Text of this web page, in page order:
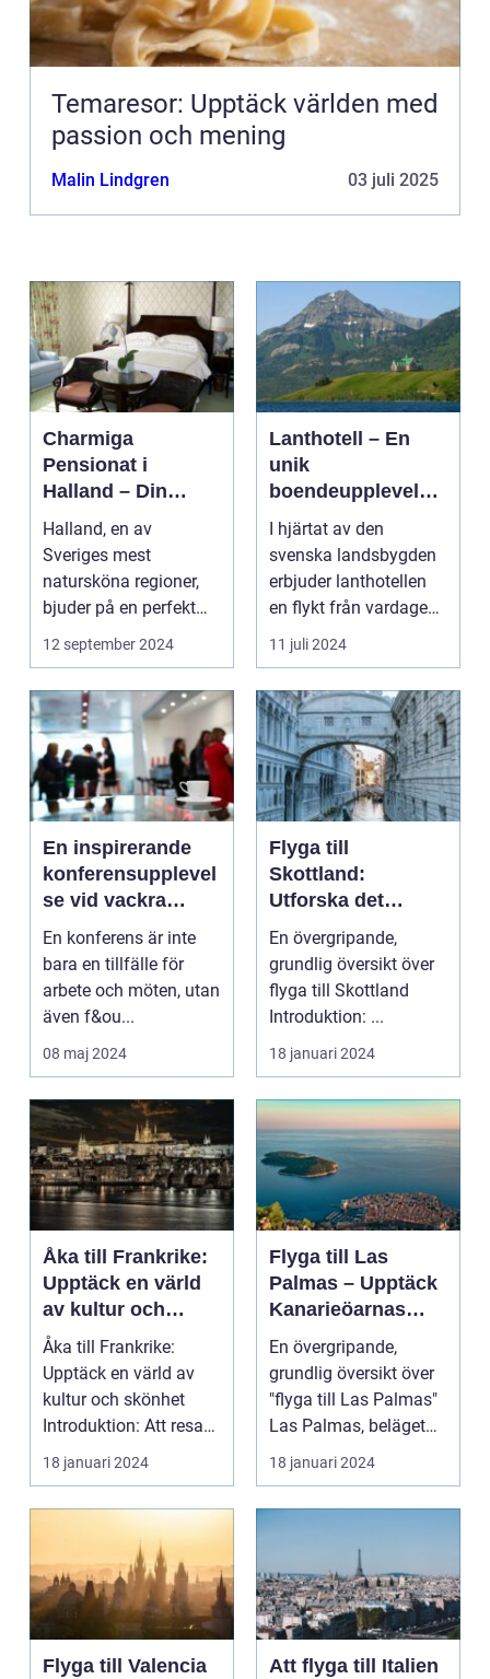
Temaresor: Upptäck världen med
passion och mening
Malin Lindgren 03 juli 2025
Charmiga
Pensionat i
Halland – Din
Guide till Ett
Bekymmersfritt
Getaway
Halland, en av
Sveriges mest
natursköna regioner,
bjuder på en perfekt
kombination av idy...
12 september 2024
Lanthotell – En
unik
boendeupplevelse
i harmoni med
naturen
I hjärtat av den
svenska landsbygden
erbjuder lanthotellen
en flykt från vardagens
hektik...
11 juli 2024
En inspirerande
konferensupplevel
se vid vackra
Tylösand
En konferens är inte
bara en tillfälle för
arbete och möten, utan
även f&ou...
08 maj 2024
Flyga till
Skottland:
Utforska det
vackra landet på
ännu enklast sätt
En övergripande,
grundlig översikt över
flyga till Skottland
Introduktion: ...
18 januari 2024
Åka till Frankrike:
Upptäck en värld
av kultur och
skönhet
Åka till Frankrike:
Upptäck en värld av
kultur och skönhet
Introduktion: Att resa
till Frankrike är...
18 januari 2024
Flyga till Las
Palmas – Upptäck
Kanarieöarnas
pärla
En övergripande,
grundlig översikt över
"flyga till Las Palmas"
Las Palmas, beläget
på Gran Canaria...
18 januari 2024
Flyga till Valencia
Att flyga till Italien